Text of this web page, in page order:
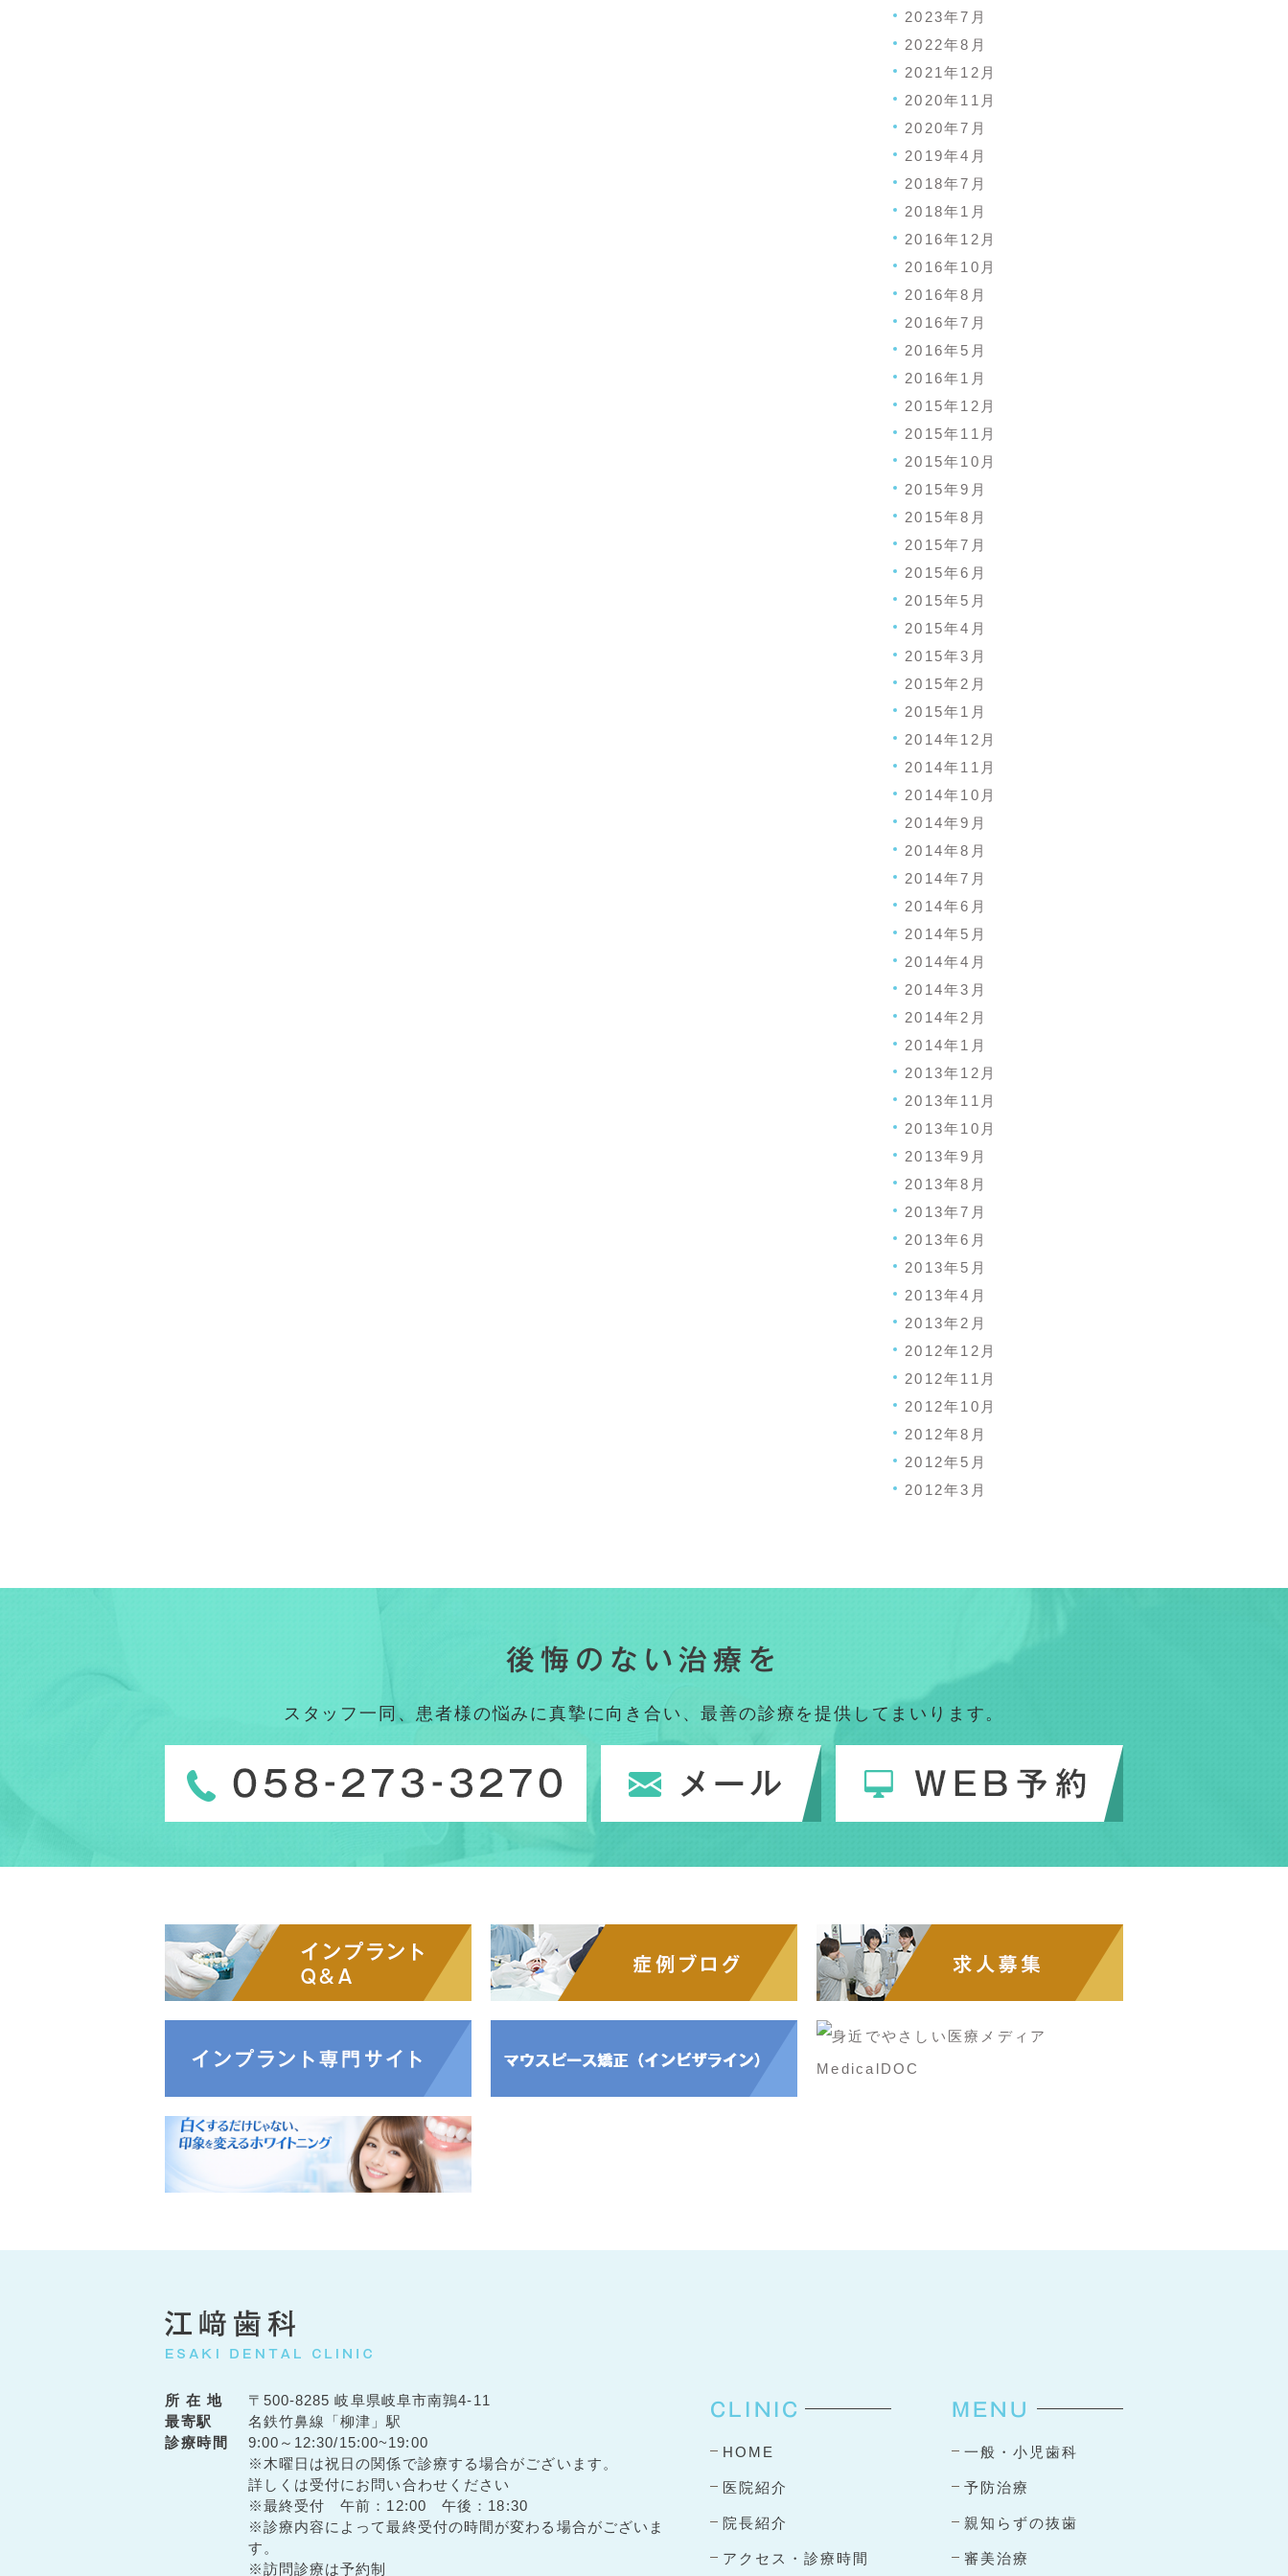
2023年7月
2022年8月
2021年12月
2020年11月
2020年7月
2019年4月
2018年7月
2018年1月
2016年12月
2016年10月
2016年8月
2016年7月
2016年5月
2016年1月
2015年12月
2015年11月
2015年10月
2015年9月
2015年8月
2015年7月
2015年6月
2015年5月
2015年4月
2015年3月
2015年2月
2015年1月
2014年12月
2014年11月
2014年10月
2014年9月
2014年8月
2014年7月
2014年6月
2014年5月
2014年4月
2014年3月
2014年2月
2014年1月
2013年12月
2013年11月
2013年10月
2013年9月
2013年8月
2013年7月
2013年6月
2013年5月
2013年4月
2013年2月
2012年12月
2012年11月
2012年10月
2012年8月
2012年5月
2012年3月
後悔のない治療を
スタッフ一同、患者様の悩みに真摯に向き合い、最善の診療を提供してまいります。
所 在 地
〒500-8285 岐阜県岐阜市南鶉4-11
最寄駅
名鉄竹鼻線「柳津」駅
診療時間
9:00～12:30/15:00~19:00
※木曜日は祝日の関係で診療する場合がございます。
詳しくは受付にお問い合わせください
※最終受付 午前：12:00 午後：18:30
※診療内容によって最終受付の時間が変わる場合がございま
す。
※訪問診療は予約制
CLINIC
HOME
医院紹介
院長紹介
アクセス・診療時間
MENU
一般・小児歯科
予防治療
親知らずの抜歯
審美治療